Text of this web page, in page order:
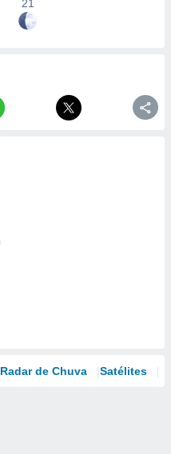
21
Radar de Chuva Satélites